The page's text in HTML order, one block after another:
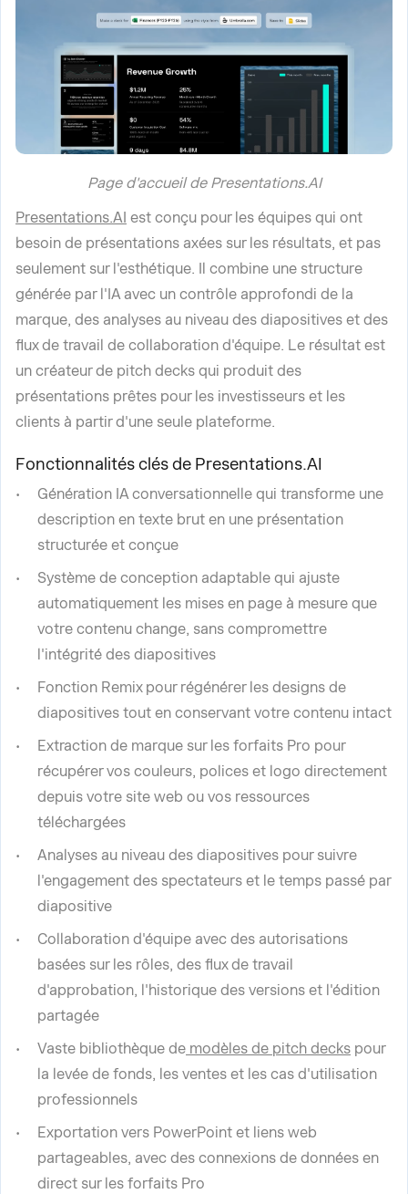
Page d'accueil de Presentations.AI
Presentations.AI est conçu pour les équipes qui ont
besoin de présentations axées sur les résultats, et pas
seulement sur l'esthétique. Il combine une structure
générée par l'IA avec un contrôle approfondi de la
marque, des analyses au niveau des diapositives et des
flux de travail de collaboration d'équipe. Le résultat est
un créateur de pitch decks qui produit des
présentations prêtes pour les investisseurs et les
clients à partir d'une seule plateforme.
Fonctionnalités clés de Presentations.AI
Génération IA conversationnelle qui transforme une
description en texte brut en une présentation
structurée et conçue
Système de conception adaptable qui ajuste
automatiquement les mises en page à mesure que
votre contenu change, sans compromettre
l'intégrité des diapositives
Fonction Remix pour régénérer les designs de
diapositives tout en conservant votre contenu intact
Extraction de marque sur les forfaits Pro pour
récupérer vos couleurs, polices et logo directement
depuis votre site web ou vos ressources
téléchargées
Analyses au niveau des diapositives pour suivre
l'engagement des spectateurs et le temps passé par
diapositive
Collaboration d'équipe avec des autorisations
basées sur les rôles, des flux de travail
d'approbation, l'historique des versions et l'édition
partagée
Vaste bibliothèque de modèles de pitch decks pour
la levée de fonds, les ventes et les cas d'utilisation
professionnels
Exportation vers PowerPoint et liens web
partageables, avec des connexions de données en
direct sur les forfaits Pro